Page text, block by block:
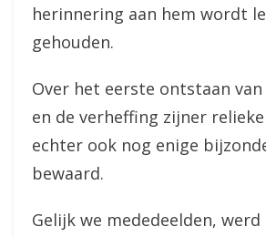
herinnering aan hem wordt
gehouden.
Over het eerste ontstaan
en de verheffing zijner
echter ook nog enige
bewaard.
Gelijk we mededeelden, werd